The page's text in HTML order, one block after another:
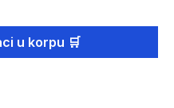
količinu ili
🛒 Ubaci u korpu 🛒